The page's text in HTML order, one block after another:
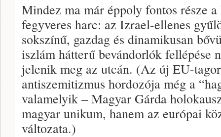
Mindez ma már éppoly fontos része
fegyveres harc: az Izrael-ellenes
sokszínű, gazdag és dinamikusan
iszlám hátterű bevándorlók fellépése
jelenik meg az utcán. (Az új EU-
antiszemitizmus hordozója még a
valamelyik – Magyar Gárda
magyar unikum, hanem az európai
változata.)